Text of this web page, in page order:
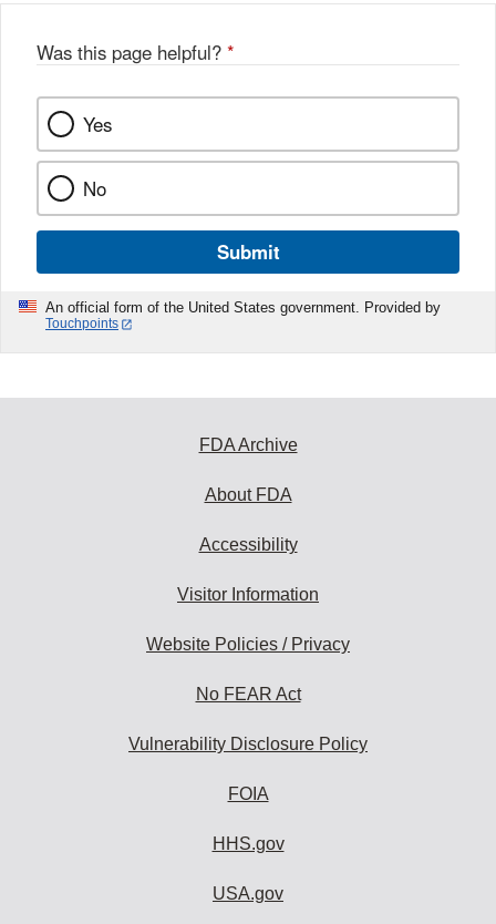
Was this page helpful? *
Yes
No
Submit
An official form of the United States government. Provided by
Touchpoints
FDA Archive
About FDA
Accessibility
Visitor Information
Website Policies / Privacy
No FEAR Act
Vulnerability Disclosure Policy
FOIA
HHS.gov
USA.gov